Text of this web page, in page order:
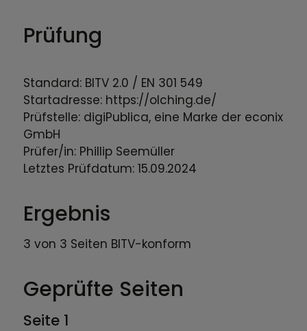
Prüfung
Standard: BITV 2.0 / EN 301 549
Startadresse: https://olching.de/
Prüfstelle: digiPublica, eine Marke der econix
GmbH
Prüfer/in: Phillip Seemüller
Letztes Prüfdatum: 15.09.2024
Ergebnis
3 von 3 Seiten BITV-konform
Geprüfte Seiten
Seite 1